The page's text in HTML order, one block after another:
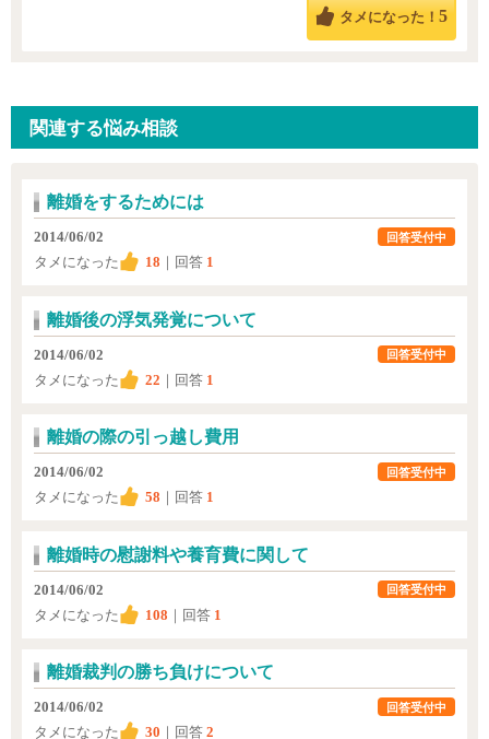
タメになった！ 5
関連する悩み相談
離婚をするためには
2014/06/02
タメになった
18 ｜回答 1
回答受付中
離婚後の浮気発覚について
2014/06/02
タメになった
22 ｜回答 1
回答受付中
離婚の際の引っ越し費用
2014/06/02
タメになった
58 ｜回答 1
回答受付中
離婚時の慰謝料や養育費に関して
2014/06/02
タメになった
108 ｜回答 1
回答受付中
離婚裁判の勝ち負けについて
2014/06/02
タメになった
30 ｜回答 2
回答受付中